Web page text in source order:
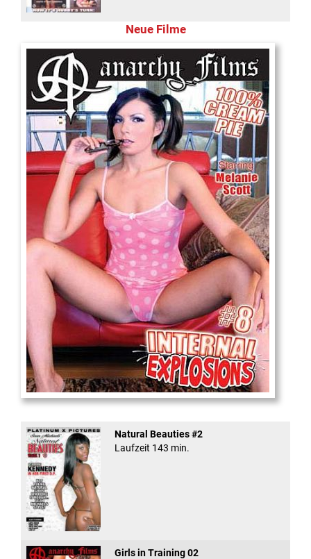
Neue Filme
Internal Explosionen
Natural Beauties #2
Laufzeit 143 min.
Girls in Training 02